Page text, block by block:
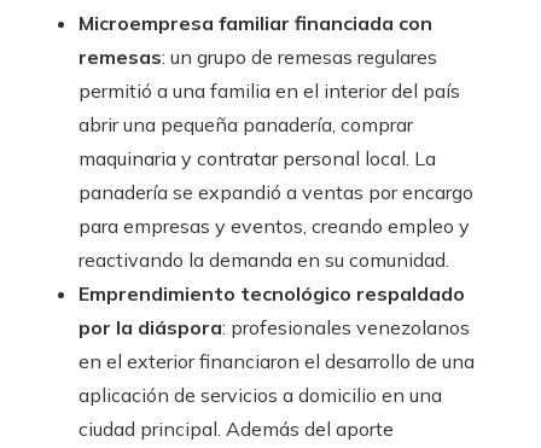
Microempresa familiar financiada con
remesas: un grupo de remesas regulares
permitió a una familia en el interior del país
abrir una pequeña panadería, comprar
maquinaria y contratar personal local. La
panadería se expandió a ventas por encargo
para empresas y eventos, creando empleo y
reactivando la demanda en su comunidad.
Emprendimiento tecnológico respaldado
por la diáspora: profesionales venezolanos
en el exterior financiaron el desarrollo de una
aplicación de servicios a domicilio en una
ciudad principal. Además del aporte